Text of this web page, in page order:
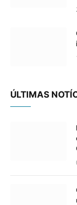
ÚLTIMAS